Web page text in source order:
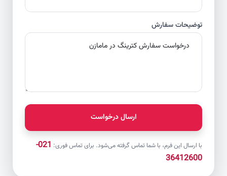
توضیحات سفارش
ارسال درخواست
با ارسال این فرم، با شما تماس گرفته می‌شود. برای تماس فوری:
021-
36412600